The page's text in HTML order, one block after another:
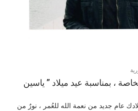
، بمناسبة عيد ميلاد ” ياسين
عام جديد من نعمة الله للعُمر ، نورٌ من